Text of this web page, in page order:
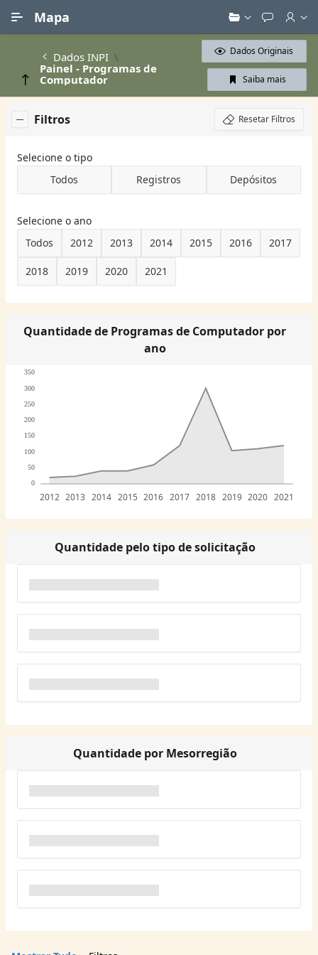
Mapa
Dados INPI
Painel - Programas de
Computador
Dados Originais
Saiba mais
Filtros Resetar Filtros
Selecione o tipo
Todos
Registros Depósitos
Selecione o ano
Todos
2012 2013 2014 2015 2016 2017
2018 2019 2020 2021
Quantidade de Programas de Computador por
ano
0
50
100
150
200
250
300
350
2012 2013 2014 2015 2016 2017 2018 2019 2020 2021
Quantidade pelo tipo de solicitação
Quantidade por Mesorregião